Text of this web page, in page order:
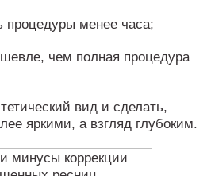
процедуры менее часа;
чем полная процедура
вид и сделать,
яркими, а взгляд глубоким.